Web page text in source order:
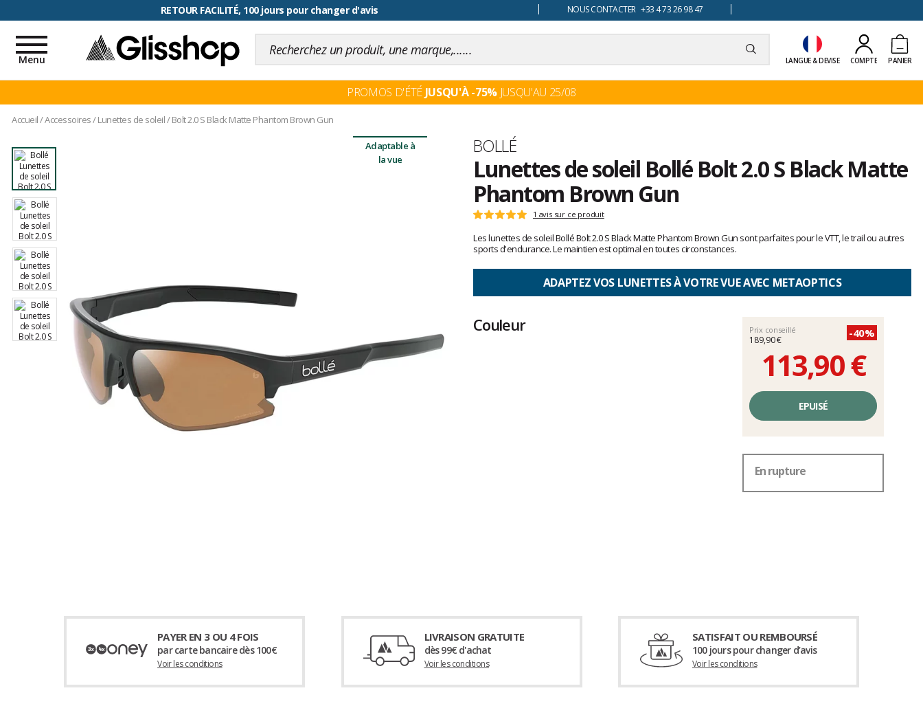
RETOUR FACILITÉ, 100 jours pour changer d'avis NOUS CONTACTER +33 4 73 26 98 47
LANGUE & DEVISE COMPTE PANIER
Toggle
navigation
Menu
PROMOS D'ÉTÉ JUSQU'À -75%JUSQU'AU 25/08
Accueil/Accessoires/Lunettes de soleil/Bolt 2.0 S Black Matte Phantom Brown Gun
Adaptable à
la vue
Marque
BOLLÉ
Lunettes de soleil Bollé Bolt 2.0 S Black Matte
Phantom Brown Gun
Les
clients
Note
:
5
sur
5
1 avis sur ce produit
Les lunettes de soleil Bollé Bolt 2.0 S Black Matte Phantom Brown Gun sont parfaites pour le VTT, le trail ou autres
sports d'endurance. Le maintien est optimal en toutes circonstances.
ADAPTEZ VOS LUNETTES À VOTRE VUE AVEC METAOPTICS
Couleur Prix conseillé
189,90 €
-40%
113,90 €
Prix
unitaire,
hors
frais
EPUISÉ
En rupture
PAYER EN 3 OU 4 FOIS
par carte bancaire dès 100€
Voir les conditions
LIVRAISON GRATUITE
dès 99€ d'achat
Voir les conditions
SATISFAIT OU REMBOURSÉ
100 jours pour changer d’avis
Voir les conditions